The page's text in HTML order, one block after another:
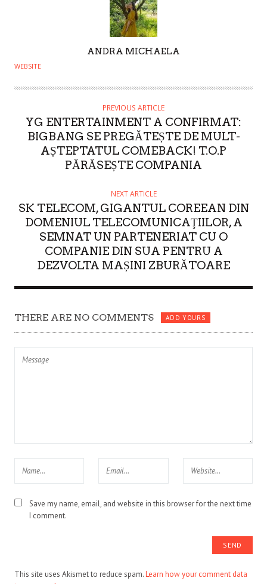
U
H
ANDRA MICHAELA
WEBSITE
PREVIOUS ARTICLE
YG ENTERTAINMENT A CONFIRMAT:
BIGBANG SE PREGĂTEȘTE DE MULT-
AȘTEPTATUL COMEBACK! T.O.P
PĂRĂSEȘTE COMPANIA
NEXT ARTICLE
SK TELECOM, GIGANTUL COREEAN DIN
DOMENIUL TELECOMUNICAŢIILOR, A
SEMNAT UN PARTENERIAT CU O
COMPANIE DIN SUA PENTRU A
DEZVOLTA MAȘINI ZBURĂTOARE
THERE ARE NO COMMENTS ADD YOURS
Save my name, email, and website in this browser for the next time
I comment.
This site uses Akismet to reduce spam.Learn how your comment data